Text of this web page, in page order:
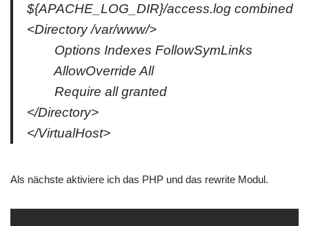
${APACHE_LOG_DIR}/access.log combined
<Directory /var/www/>
Options Indexes FollowSymLinks
AllowOverride All
Require all granted
</Directory>
</VirtualHost>
Als nächste aktiviere ich das PHP und das rewrite Modul.